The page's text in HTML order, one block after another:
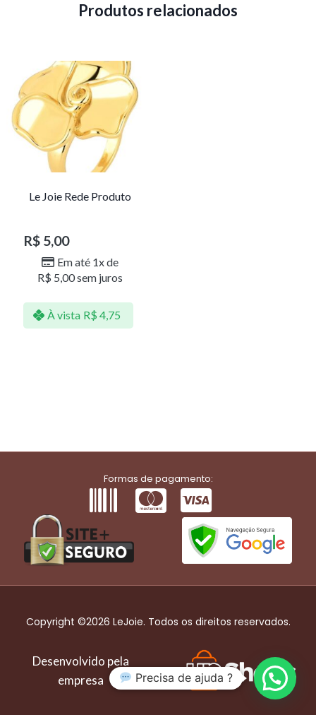
Produtos relacionados
Le Joie Rede Produto
R$ 5,00
Em até 1x de
R$ 5,00sem juros
À vista R$ 4,75
Formas de pagamento:
Copyright ©2026 LeJoie. Todos os direitos reservados.
Desenvolvido pela
empresa
Precisa de ajuda ?